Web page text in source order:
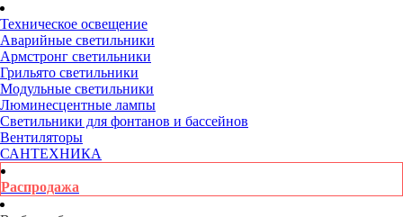
Техническое освещение
Аварийные светильники
Армстронг светильники
Грильято светильники
Модульные светильники
Люминесцентные лампы
Светильники для фонтанов и бассейнов
Вентиляторы
САНТЕХНИКА
Распродажа